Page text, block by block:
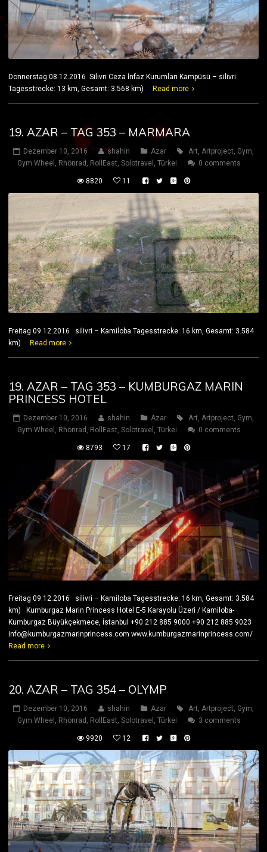
Donnerstag 08.12.2016 Silivri Ceza İnfaz Kurumları Kampüsü – silivri
Tagesstrecke: 13 km, Gesamt: 3.568 km)
Read more
19. AZAR – TAG 353 – MARMARA
Dezember 10, 2016 shahin Azar Art, Artproject, Gym,
Gym Wheel , Rhönrad , RollEast, Solotravel , Türkei 0 comments
8820 11
Freitag 09.12.2016 silivri – Kamiloba Tagesstrecke: 16 km, Gesamt: 3.584
km)
Read more
19. AZAR – TAG 353 – KUMBURGAZ MARIN
PRINCESS HOTEL
Dezember 10, 2016 shahin Azar Art, Artproject, Gym,
Gym Wheel , Rhönrad , RollEast, Solotravel , Türkei 0 comments
8793 17
Freitag 09.12.2016 silivri – Kamiloba Tagesstrecke: 16 km, Gesamt: 3.584
km) Kumburgaz Marin Princess Hotel E-5 Karayolu Üzeri / Kamiloba-
Kumburgaz Büyükçekmece, İstanbul +90 212 885 9000 +90 212 885 9023
info@kumburgazmarinprincess.com www.kumburgazmarinprincess.com/
Read more
20. AZAR – TAG 354 – OLYMP
Dezember 10, 2016 shahin Azar Art Artproject Gym
Gym Wheel
Rhönrad RollEast Solotravel Türkei 3 comments
9920 12